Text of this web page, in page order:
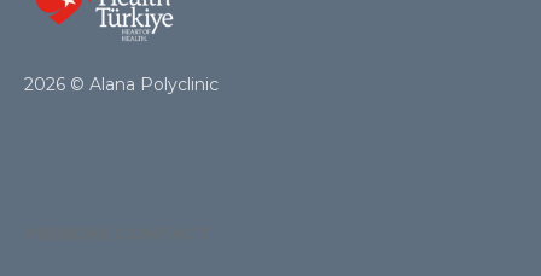
2026 © Alana Polyclinic